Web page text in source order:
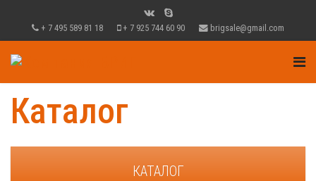
+ 7 495 589 81 18 + 7 925 744 60 90 brigsale@gmail.com
Каталог
КАТАЛОГ